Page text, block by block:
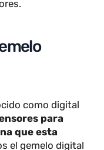
y predictiva
como digital